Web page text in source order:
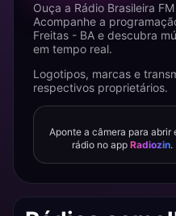
Ouça a Rádio Brasileira
Acompanhe a
Freitas - BA e descubra
em tempo real.
Logotipos, marcas e
respectivos proprietários.
Aponte a câmera para abrir
rádio no app Radiozin.